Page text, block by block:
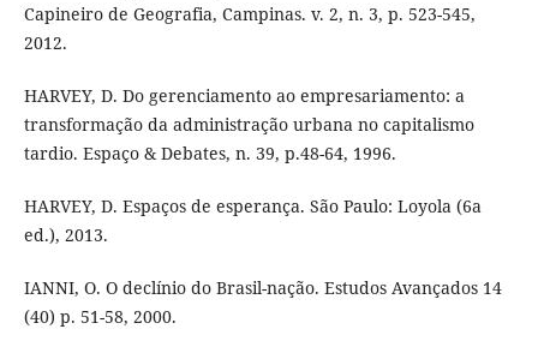
Capineiro de Geografia, Campinas. v. 2, n. 3, p. 523-545,
2012.
HARVEY, D. Do gerenciamento ao empresariamento: a
transformação da administração urbana no capitalismo
tardio. Espaço & Debates, n. 39, p.48-64, 1996.
HARVEY, D. Espaços de esperança. São Paulo: Loyola (6a
ed.), 2013.
IANNI, O. O declínio do Brasil-nação. Estudos Avançados 14
(40) p. 51-58, 2000.